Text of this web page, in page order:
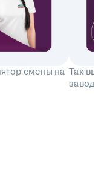
смены на Так
заводе